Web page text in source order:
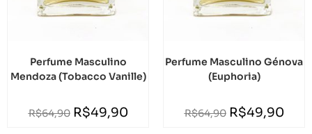
Perfume Masculino
Mendoza (Tobacco Vanille)
R$64,90 R$49,90
Perfume Masculino Génova
(Euphoria)
R$64,90 R$49,90